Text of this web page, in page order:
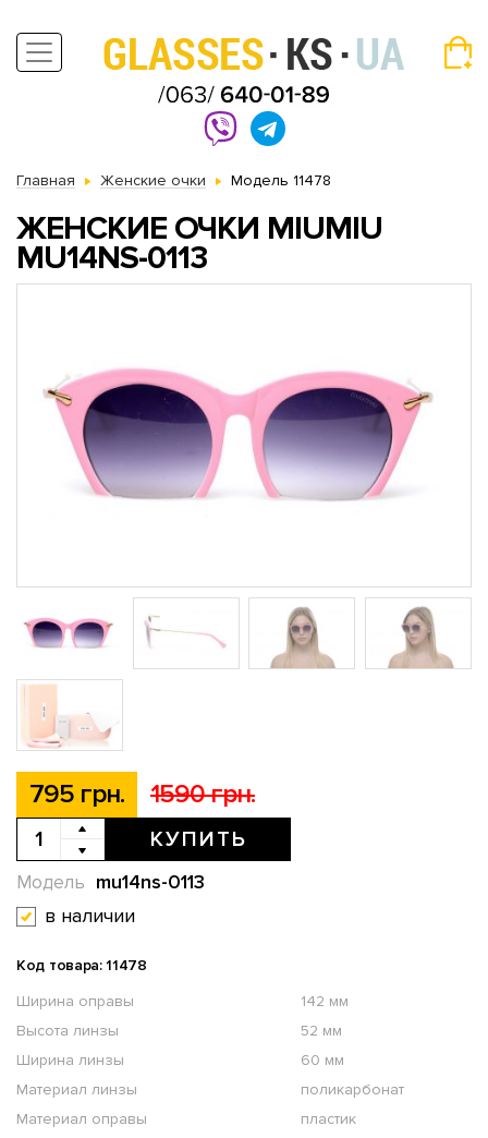
Главная Женские очки Модель 11478
ЖЕНСКИЕ ОЧКИ MIUMIU
MU14NS-0113
795 грн. 1590 грн.
КУПИТЬ
mu14ns-0113
Модель
в наличии
Код товара: 11478
Ширина оправы
142 мм
Высота линзы
52 мм
Ширина линзы
60 мм
Материал линзы
поликарбонат
Материал оправы
пластик